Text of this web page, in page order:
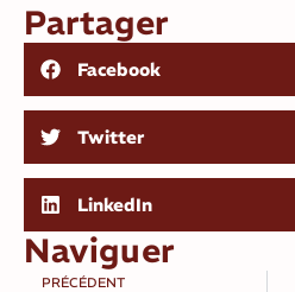
Partager
Facebook
Twitter
LinkedIn
Naviguer
PRÉCÉDENT